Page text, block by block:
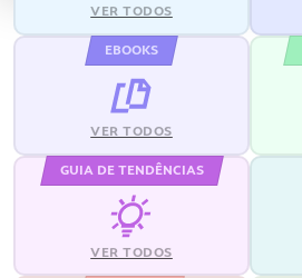
VER TODOS
EBOOKS
VER TODOS
GUIA DE TENDÊNCIAS
VER TODOS